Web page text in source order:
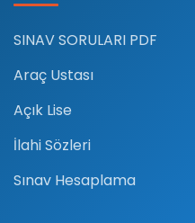
SINAV SORULARI PDF
Araç Ustası
Açık Lise
İlahi Sözleri
Sınav Hesaplama